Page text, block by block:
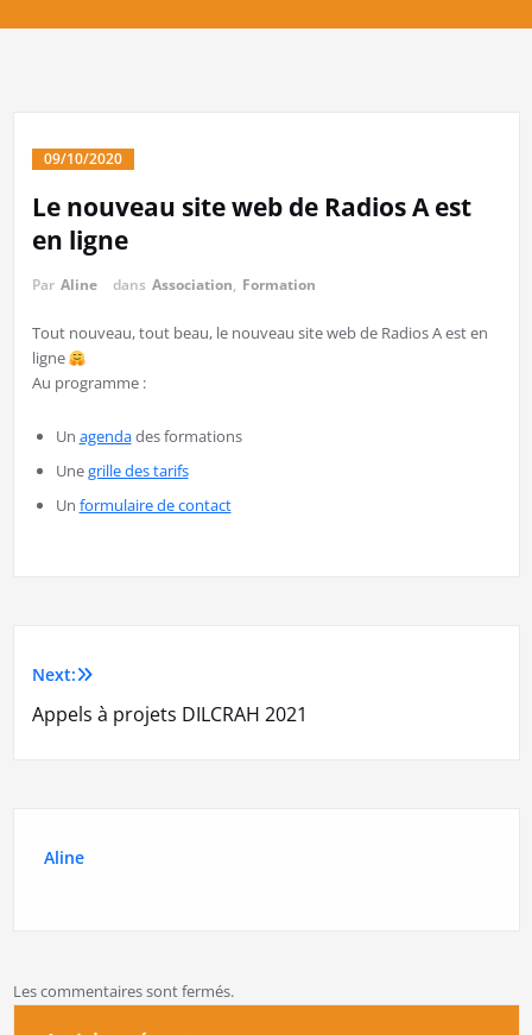
09/10/2020
Le nouveau site web de Radios A est
en ligne
Par Aline dans Association, Formation
Tout nouveau, tout beau, le nouveau site web de Radios A est en
ligne
Au programme :
Un agendades formations
Unegrille des tarifs
Un formulaire de contact
Navigation
de
Next:
Appels à projets DILCRAH 2021
Aline
Les commentaires sont fermés.